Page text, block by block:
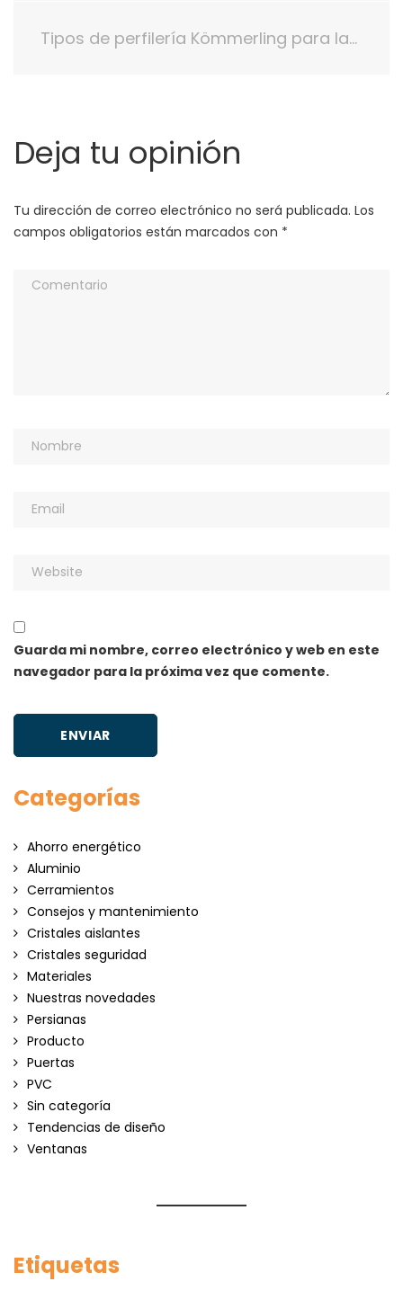
Tipos de perfilería Kömmerling para las ventanas de tu hogar
Deja tu opinión
Tu dirección de correo electrónico no será publicada. Los
campos obligatorios están marcados con *
Guarda mi nombre, correo electrónico y web en este
navegador para la próxima vez que comente.
Categorías
Ahorro energético
Aluminio
Cerramientos
Consejos y mantenimiento
Cristales aislantes
Cristales seguridad
Materiales
Nuestras novedades
Persianas
Producto
Puertas
PVC
Sin categoría
Tendencias de diseño
Ventanas
Etiquetas